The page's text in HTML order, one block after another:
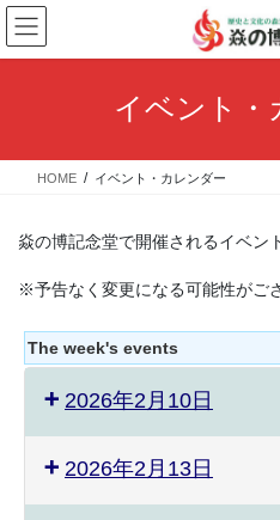
コ
ン
テ
ス
ナ
ビ
ゲ
ン
イベント・
HOME イベント・カレンダー
焱の博記念堂で開催されるイベン
※予告なく変更になる可能性がご
The week's events
2026年2月10日
2026年2月13日